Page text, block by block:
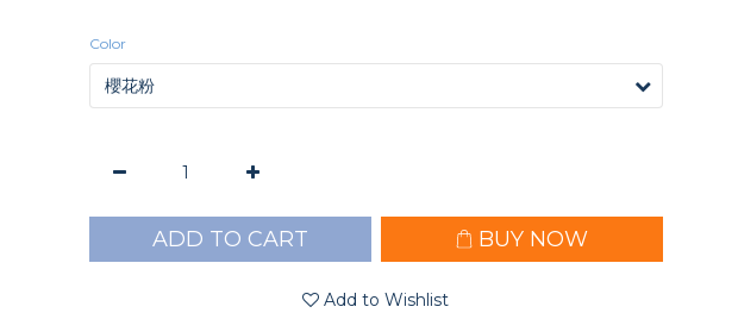
Color
ADD TO CART BUY NOW
Add to Wishlist